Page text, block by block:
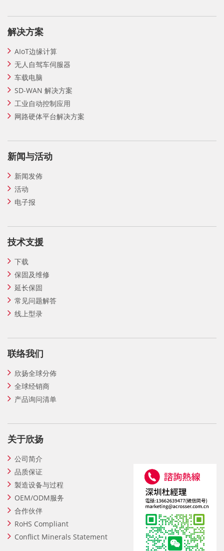
解决方案
AIoT边缘计算
无人自驾车伺服器
车载电脑
SD-WAN 解决方案
工业自动控制应用
网路硬体平台解决方案
新闻与活动
新闻发佈
活动
电子报
技术支援
下载
保固及维修
延长保固
常见问题解答
线上型录
联络我们
欣扬全球分佈
全球经销商
产品询问清单
关于欣扬
公司简介
品质保证
製造设备与过程
OEM/ODM服务
合作伙伴
RoHS Compliant
Conflict Minerals Statement